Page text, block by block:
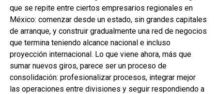
que se repite entre ciertos empresarios regionales en
México: comenzar desde un estado, sin grandes capitales
de arranque, y construir gradualmente una red de negocios
que termina teniendo alcance nacional e incluso
proyección internacional. Lo que viene ahora, más que
sumar nuevos giros, parece ser un proceso de
consolidación: profesionalizar procesos, integrar mejor
las operaciones entre divisiones y seguir respondiendo a